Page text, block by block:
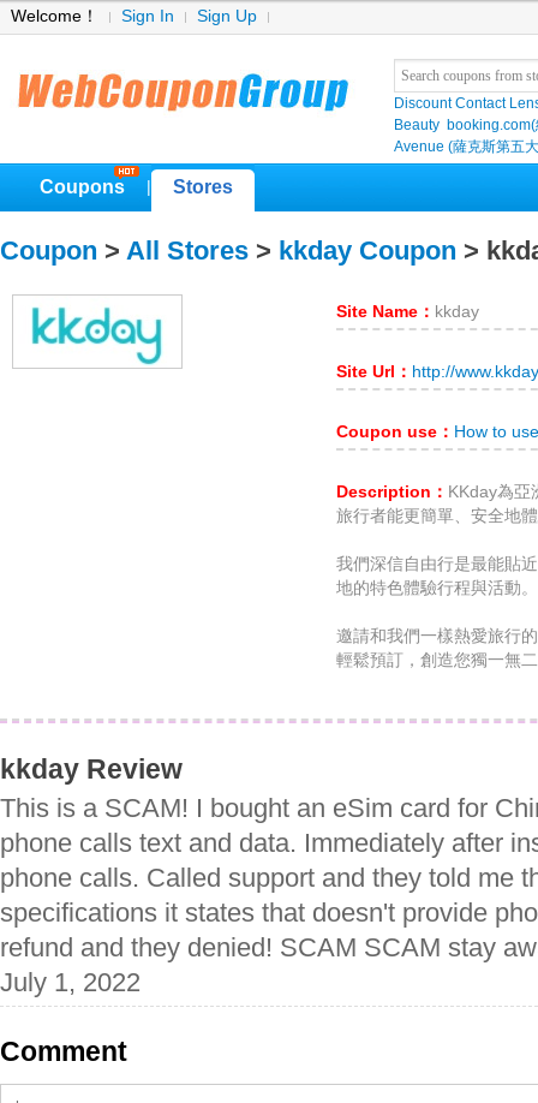
Welcome！ Sign In Sign Up
Discount Contact
Beauty
Avenue (薩克斯第五
Coupons Stores
Coupon > All Stores > kkday Coupon >
Site Name： kkday
Site Url： http://
Coupon use： How to
Description： KKday為亞
旅行者能更簡單、安全地
我們深信自由行是最能貼
地的特色體驗行程與活動
邀請和我們一樣熱愛旅行
輕鬆預訂，創造您獨一無
kkday Review
This is a SCAM! I bought an eSim card for
phone calls text and data. Immediately after
phone calls. Called support and they told me
specifications it states that doesn't provide
refund and they denied! SCAM SCAM stay
July 1, 2022
Comment